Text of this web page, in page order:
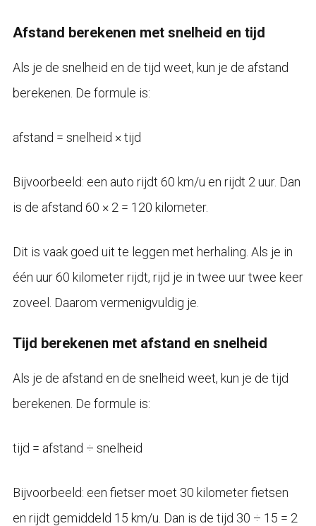
Afstand berekenen met snelheid en tijd
Als je de snelheid en de tijd weet, kun je de afstand
berekenen. De formule is:
afstand = snelheid × tijd
Bijvoorbeeld: een auto rijdt 60 km/u en rijdt 2 uur. Dan
is de afstand 60 × 2 = 120 kilometer.
Dit is vaak goed uit te leggen met herhaling. Als je in
één uur 60 kilometer rijdt, rijd je in twee uur twee keer
zoveel. Daarom vermenigvuldig je.
Tijd berekenen met afstand en snelheid
Als je de afstand en de snelheid weet, kun je de tijd
berekenen. De formule is:
tijd = afstand ÷ snelheid
Bijvoorbeeld: een fietser moet 30 kilometer fietsen
en rijdt gemiddeld 15 km/u. Dan is de tijd 30 ÷ 15 = 2